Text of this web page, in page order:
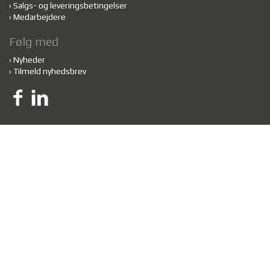
› Salgs- og leveringsbetingelser
› Medarbejdere
Følg med
› Nyheder
› Tilmeld nyhedsbrev